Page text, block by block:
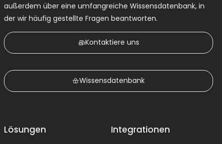
außerdem über eine umfangreiche Wissensdatenbank, in
der wir häufig gestellte Fragen beantworten.
Kontaktiere uns
Wissensdatenbank
Lösungen Integrationen